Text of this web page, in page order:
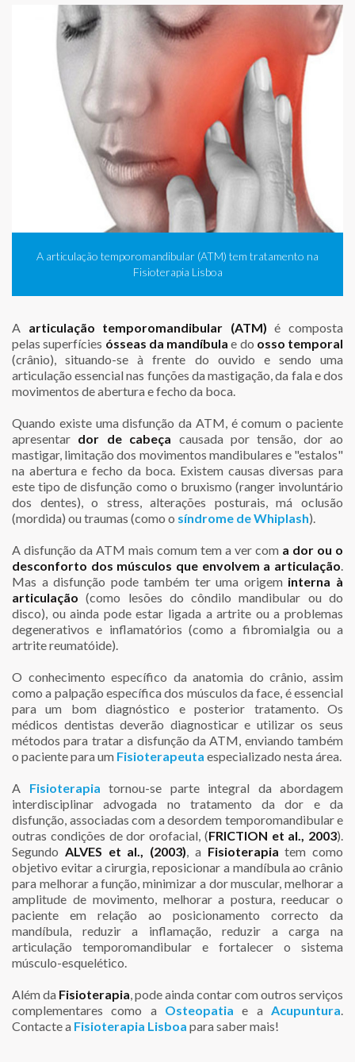
A articulação temporomandibular (ATM) tem tratamento na
Fisioterapia Lisboa
A articulação temporomandibular (ATM) é composta
pelas superfícies ósseas da mandíbula e do osso temporal
(crânio), situando-se à frente do ouvido e sendo uma
articulação essencial nas funções da mastigação, da fala e dos
movimentos de abertura e fecho da boca.
Quando existe uma disfunção da ATM, é comum o paciente
apresentar dor de cabeça causada por tensão, dor ao
mastigar, limitação dos movimentos mandibulares e "estalos"
na abertura e fecho da boca. Existem causas diversas para
este tipo de disfunção como o bruxismo (ranger involuntário
dos dentes), o stress, alterações posturais, má oclusão
(mordida) ou traumas (como o síndrome de Whiplash).
A disfunção da ATM mais comum tem a ver com a dor ou o
desconforto dos músculos que envolvem a articulação.
Mas a disfunção pode também ter uma origeminterna à
articulação (como lesões do côndilo mandibular ou do
disco), ou ainda pode estar ligada a artrite ou a problemas
degenerativos e inflamatórios (como a fibromialgia ou a
artrite reumatóide).
O conhecimento específico da anatomia do crânio, assim
como a palpação específica dos músculos da face, é essencial
para um bom diagnóstico e posterior tratamento. Os
médicos dentistas deverão diagnosticar e utilizar os seus
métodos para tratar a disfunção da ATM, enviando também
o paciente para um Fisioterapeuta especializado nesta área.
A Fisioterapia tornou-se parte integral da abordagem
interdisciplinar advogada no tratamento da dor e da
disfunção, associadas com a desordem temporomandibular e
outras condições de dor orofacial, (FRICTION et al., 2003).
Segundo ALVES et al., (2003), a Fisioterapiatem como
objetivo evitar a cirurgia, reposicionar a mandíbula ao crânio
para melhorar a função, minimizar a dor muscular, melhorar a
amplitude de movimento, melhorar a postura, reeducar o
paciente em relação ao posicionamento correcto da
mandíbula, reduzir a inflamação, reduzir a carga na
articulação temporomandibular e fortalecer o sistema
músculo-esquelético.
Além da Fisioterapia, pode ainda contar com outros serviços
complementares como a Osteopatia e a Acupuntura.
Contacte a Fisioterapia Lisboa para saber mais!